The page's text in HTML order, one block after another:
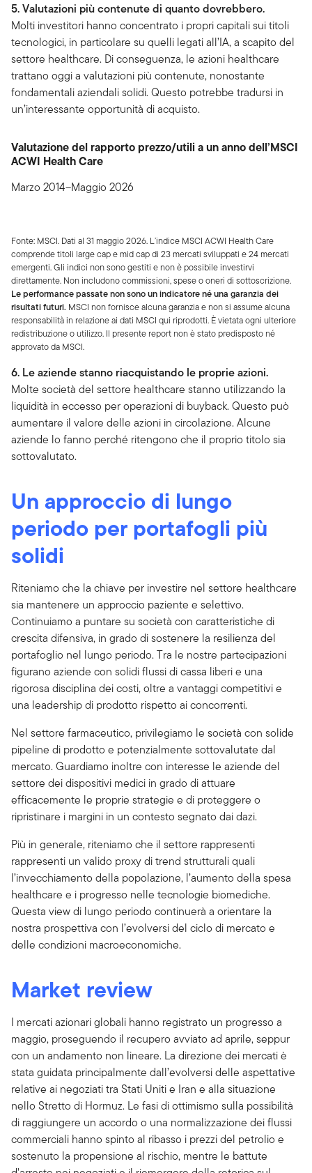
5. Valutazioni più contenute di quanto dovrebbero.
Molti investitori hanno concentrato i propri capitali sui titoli
tecnologici, in particolare su quelli legati all’IA, a scapito del
settore healthcare. Di conseguenza, le azioni healthcare
trattano oggi a valutazioni più contenute, nonostante
fondamentali aziendali solidi. Questo potrebbe tradursi in
un’interessante opportunità di acquisto.
Valutazione del rapporto prezzo/utili a un anno dell’MSCI
ACWI Health Care
Marzo 2014–Maggio 2026
Fonte: MSCI. Dati al 31 maggio 2026. L’indice MSCI ACWI Health Care
comprende titoli large cap e mid cap di 23 mercati sviluppati e 24 mercati
emergenti. Gli indici non sono gestiti e non è possibile investirvi
direttamente. Non includono commissioni, spese o oneri di sottoscrizione.
Le performance passate non sono un indicatore né una garanzia dei
risultati futuri. MSCI non fornisce alcuna garanzia e non si assume alcuna
responsabilità in relazione ai dati MSCI qui riprodotti. È vietata ogni ulteriore
redistribuzione o utilizzo. Il presente report non è stato predisposto né
approvato da MSCI.
6. Le aziende stanno riacquistando le proprie azioni.
Molte società del settore healthcare stanno utilizzando la
liquidità in eccesso per operazioni di buyback. Questo può
aumentare il valore delle azioni in circolazione. Alcune
aziende lo fanno perché ritengono che il proprio titolo sia
sottovalutato.
Un approccio di lungo
periodo per portafogli più
solidi
Riteniamo che la chiave per investire nel settore healthcare
sia mantenere un approccio paziente e selettivo.
Continuiamo a puntare su società con caratteristiche di
crescita difensiva, in grado di sostenere la resilienza del
portafoglio nel lungo periodo. Tra le nostre partecipazioni
figurano aziende con solidi flussi di cassa liberi e una
rigorosa disciplina dei costi, oltre a vantaggi competitivi e
una leadership di prodotto rispetto ai concorrenti.
Nel settore farmaceutico, privilegiamo le società con solide
pipeline di prodotto e potenzialmente sottovalutate dal
mercato. Guardiamo inoltre con interesse le aziende del
settore dei dispositivi medici in grado di attuare
efficacemente le proprie strategie e di proteggere o
ripristinare i margini in un contesto segnato dai dazi.
Più in generale, riteniamo che il settore rappresenti
rappresenti un valido proxy di trend strutturali quali
l’invecchiamento della popolazione, l’aumento della spesa
healthcare e i progresso nelle tecnologie biomediche.
Questa view di lungo periodo continuerà a orientare la
nostra prospettiva con l’evolversi del ciclo di mercato e
delle condizioni macroeconomiche.
Market review
I mercati azionari globali hanno registrato un progresso a
maggio, proseguendo il recupero avviato ad aprile, seppur
con un andamento non lineare. La direzione dei mercati è
stata guidata principalmente dall’evolversi delle aspettative
relative ai negoziati tra Stati Uniti e Iran e alla situazione
nello Stretto di Hormuz. Le fasi di ottimismo sulla possibilità
di raggiungere un accordo o una normalizzazione dei flussi
commerciali hanno spinto al ribasso i prezzi del petrolio e
sostenuto la propensione al rischio, mentre le battute